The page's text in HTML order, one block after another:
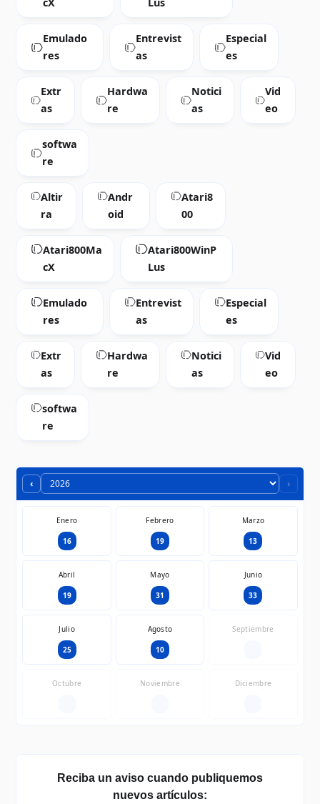
cX Lus
Emulado
res
Entrevist
as
Especial
es
Extr
as
Hardwa
re
Notici
as
Vid
eo
softwa
re
Altir
ra
Andr
oid
Atari8
00
Atari800Ma
cX
Atari800WinP
Lus
Emulado
res
Entrevist
as
Especial
es
Extr
as
Hardwa
re
Notici
as
Vid
eo
softwa
re
‹ ›
Enero
16
Febrero
19
Marzo
13
Abril
19
Mayo
31
Junio
33
Julio
25
Agosto
10
Septiembre
Octubre Noviembre Diciembre
Reciba un aviso cuando publiquemos
nuevos artículos: